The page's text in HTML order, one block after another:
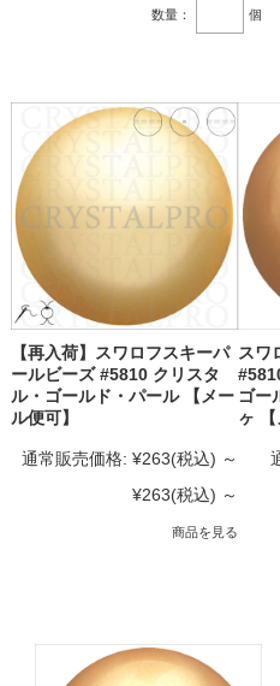
数量： 個
【再入荷】スワロフスキーパ
ールビーズ #5810 クリスタ
ル・ゴールド・パール 【メー
ル便可】
通常販売価格: ¥263(税込) ～
¥263(税込) ～
商品を見る
スワ
ゴ
ヶ 【